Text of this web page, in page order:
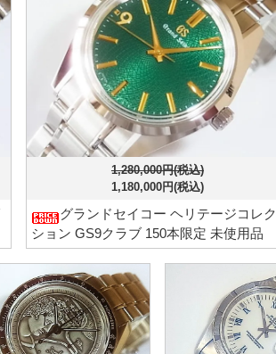
1,280,000円(税込)
1,180,000円(税込)
グランドセイコー ヘリテージコレク
ション GS9クラブ 150本限定 未使用品